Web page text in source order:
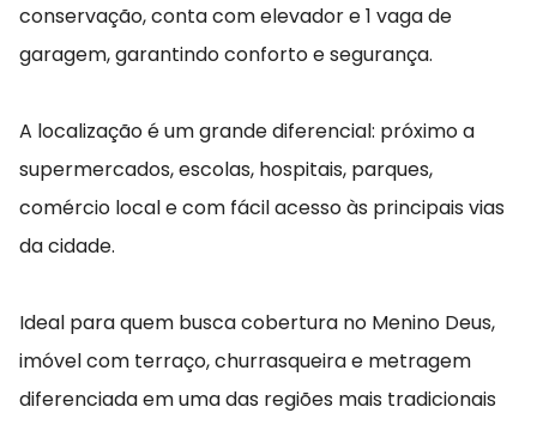
conservação, conta com elevador e 1 vaga de
garagem, garantindo conforto e segurança.
A localização é um grande diferencial: próximo a
supermercados, escolas, hospitais, parques,
comércio local e com fácil acesso às principais vias
da cidade.
Ideal para quem busca cobertura no Menino Deus,
imóvel com terraço, churrasqueira e metragem
diferenciada em uma das regiões mais tradicionais